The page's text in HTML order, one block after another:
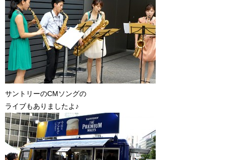
サントリーのCMソングの
ライブもありましたよ♪